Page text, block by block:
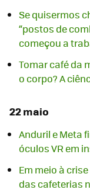
Se quisermos
“postos de
começou a
Tomar café da
o corpo? A
22 maio
Anduril e Meta
óculos VR em
Em meio à
das cafeterias